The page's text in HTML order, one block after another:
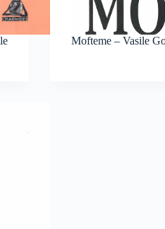
Mofteme – Vasile